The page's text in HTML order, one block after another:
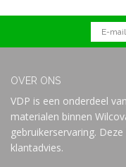
OVER ONS
VDP is een onderdeel
materialen binnen
gebruikerservaring.
klantadvies.